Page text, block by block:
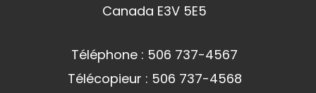
Canada E3V 5E5
Téléphone : 506 737-4567
Télécopieur : 506 737-4568